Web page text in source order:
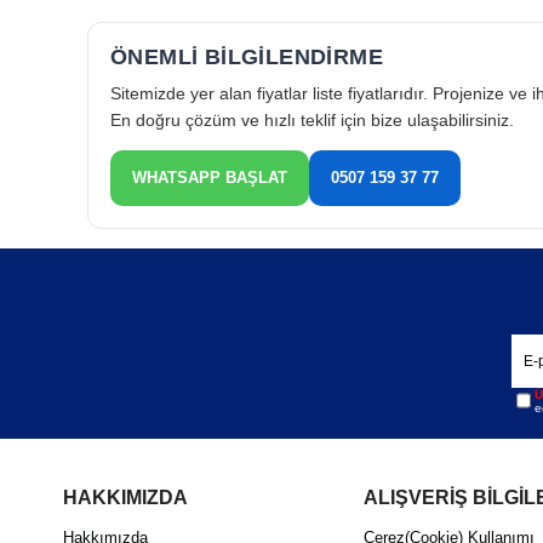
ÖNEMLİ BİLGİLENDİRME
Sitemizde yer alan fiyatlar liste fiyatlarıdır. Projenize ve
En doğru çözüm ve hızlı teklif için bize ulaşabilirsiniz.
WHATSAPP BAŞLAT 0507 159 37 77
HAKKIMIZDA
Hakkımızda
ALIŞVERİŞ
Çerez(Cookie) Kullanımı